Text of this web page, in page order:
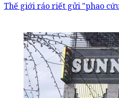
Thế giới ráo riết gửi "phao